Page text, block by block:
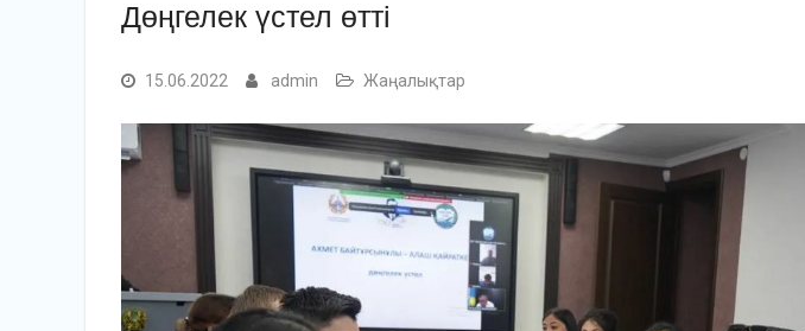
Дөңгелек үстел өтті
15.06.2022 admin Жаңалықтар